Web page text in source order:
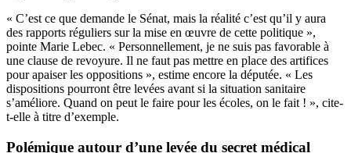
« C’est ce que demande le Sénat, mais la réalité c’est qu’il y aura
des rapports réguliers sur la mise en œuvre de cette politique »,
pointe Marie Lebec. « Personnellement, je ne suis pas favorable à
une clause de revoyure. Il ne faut pas mettre en place des artifices
pour apaiser les oppositions », estime encore la députée. « Les
dispositions pourront être levées avant si la situation sanitaire
s’améliore. Quand on peut le faire pour les écoles, on le fait ! », cite-
t-elle à titre d’exemple.
Polémique autour d’une levée du secret médical